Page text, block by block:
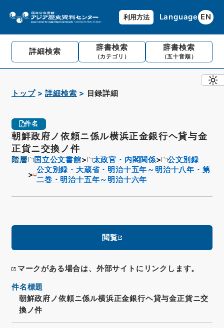
利用方法 Language EN
詳細検索 辞書検索
（カテゴリ）
辞書検索
（五十音順）
トップ 詳細検索 目録詳細
件名
朝鮮政府ノ依頼ニ係ル横浜正金銀行ヘ貸与金
正貨ニ交換ノ件
階層 国立公文書館 太政官・内閣関係
公文別録
公文別録・大蔵省・明治十五年～明治十八年・第
二巻・明治十五年～明治十六年
閲覧
マークがある場合は、外部サイトにリンクします。
件名標題
朝鮮政府ノ依頼ニ係ル横浜正金銀行ヘ貸与金正貨ニ交
換ノ件